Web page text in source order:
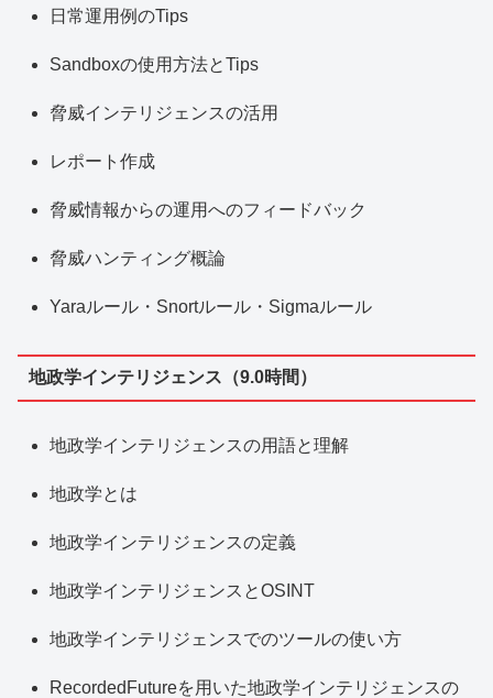
日常運用例のTips
Sandboxの使用方法とTips
脅威インテリジェンスの活用
レポート作成
脅威情報からの運用へのフィードバック
脅威ハンティング概論
Yaraルール・Snortルール・Sigmaルール
地政学インテリジェンス（9.0時間）
地政学インテリジェンスの用語と理解
地政学とは
地政学インテリジェンスの定義
地政学インテリジェンスとOSINT
地政学インテリジェンスでのツールの使い方
RecordedFutureを用いた地政学インテリジェンスの